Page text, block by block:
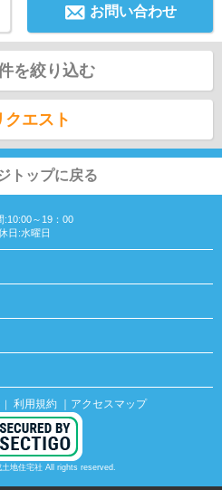
お問い合わせ
を絞り込む
クエスト
トップに戻る
:10:00～19：00
日:水曜日
｜ 利用規約 ｜アクセスマップ
地住宅社 All rights reserved.